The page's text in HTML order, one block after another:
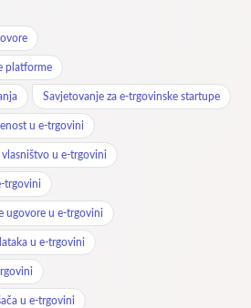
platforme
Savjetovanje za e-trgovinske startupe
u e-trgovini
u e-trgovini
trgovini
ugovore u e-trgovini
u e-trgovini
u e-trgovini